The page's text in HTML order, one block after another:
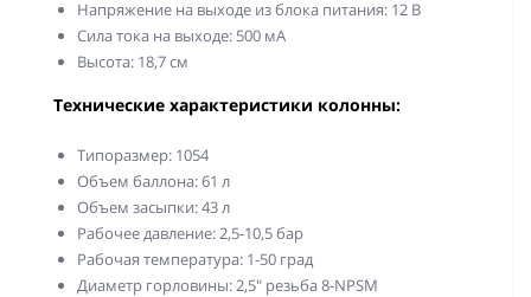
Напряжение на выходе из блока питания: 12 В
Сила тока на выходе: 500 мА
Высота: 18,7 см
Технические характеристики колонны:
Типоразмер: 1054
Объем баллона: 61 л
Объем засыпки: 43 л
Рабочее давление: 2,5-10,5 бар
Рабочая температура: 1-50 град
Диаметр горловины: 2,5" резьба 8-NPSM